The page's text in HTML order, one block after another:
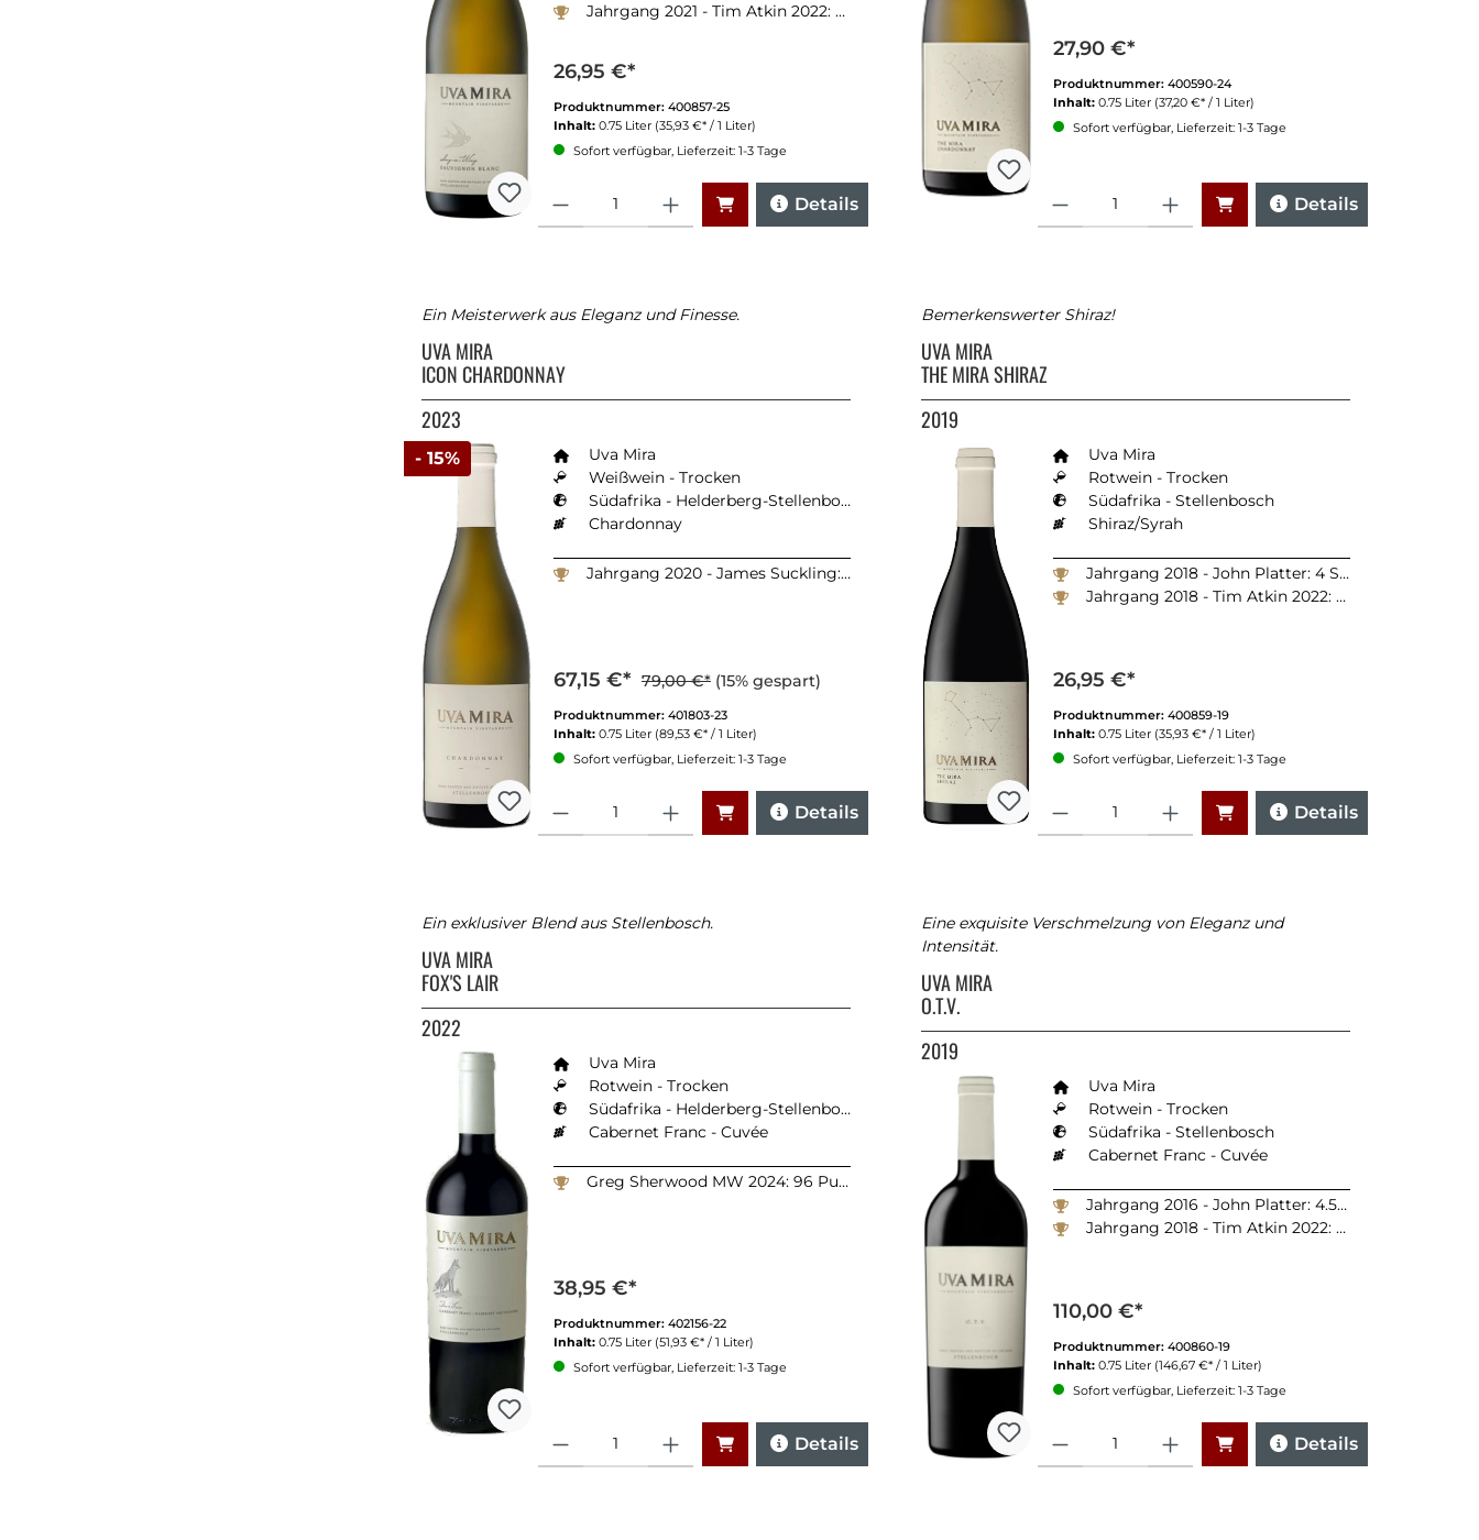
Jahrgang 2021 - Tim Atkin 2022: 92 Punkte
26,95 €*
Produktnummer: 400857-25
Inhalt: 0.75 Liter (35,93 €* / 1 Liter)
Sofort verfügbar, Lieferzeit: 1-3 Tage
Details
27,90 €*
Produktnummer: 400590-24
Inhalt: 0.75 Liter (37,20 €* / 1 Liter)
Sofort verfügbar, Lieferzeit: 1-3 Tage
Details
- 15%
Ein Meisterwerk aus Eleganz und Finesse.
UVA MIRA
ICON CHARDONNAY
2023
Uva Mira
Weißwein - Trocken
Südafrika - Helderberg-Stellenbosch
Chardonnay
Jahrgang 2020 - James Suckling: 94 Punkte
67,15 €* 79,00 €* (15% gespart)
Produktnummer: 401803-23
Inhalt: 0.75 Liter (89,53 €* / 1 Liter)
Sofort verfügbar, Lieferzeit: 1-3 Tage
Details
Bemerkenswerter Shiraz!
UVA MIRA
THE MIRA SHIRAZ
2019
Uva Mira
Rotwein - Trocken
Südafrika - Stellenbosch
Shiraz/Syrah
Jahrgang 2018 - John Platter: 4 Sterne
Jahrgang 2018 - Tim Atkin 2022: 91 Punkte
26,95 €*
Produktnummer: 400859-19
Inhalt: 0.75 Liter (35,93 €* / 1 Liter)
Sofort verfügbar, Lieferzeit: 1-3 Tage
Details
Ein exklusiver Blend aus Stellenbosch.
UVA MIRA
FOX'S LAIR
2022
Uva Mira
Rotwein - Trocken
Südafrika - Helderberg-Stellenbosch
Cabernet Franc - Cuvée
Greg Sherwood MW 2024: 96 Punkte
38,95 €*
Produktnummer: 402156-22
Inhalt: 0.75 Liter (51,93 €* / 1 Liter)
Sofort verfügbar, Lieferzeit: 1-3 Tage
Details
Eine exquisite Verschmelzung von Eleganz und
Intensität.
UVA MIRA
O.T.V.
2019
Uva Mira
Rotwein - Trocken
Südafrika - Stellenbosch
Cabernet Franc - Cuvée
Jahrgang 2016 - John Platter: 4.5 Sterne
Jahrgang 2018 - Tim Atkin 2022: 93 Punkte
110,00 €*
Produktnummer: 400860-19
Inhalt: 0.75 Liter (146,67 €* / 1 Liter)
Sofort verfügbar, Lieferzeit: 1-3 Tage
Details